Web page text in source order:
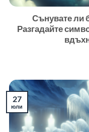
Сънувате ли
Разгадайте
27
юли